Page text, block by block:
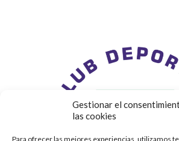
Gestionar el
las cookies
Para ofrecer las mejores experiencias, utilizamos